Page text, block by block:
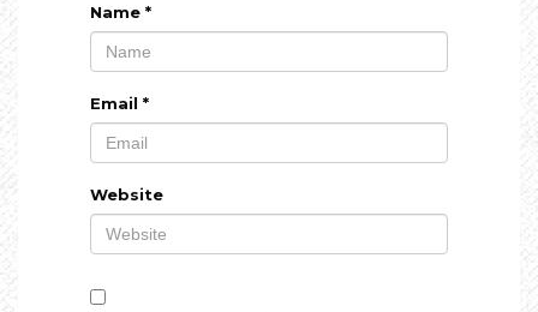
Name *
Email *
Website